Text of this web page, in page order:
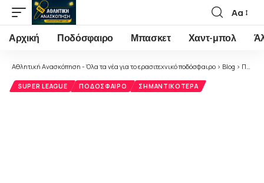
Font
Resizer
Αα
Αρχική Ποδόσφαιρο Μπασκετ Χαντ-μπολ
Αθλητική Ανασκόπηση - Όλα τα νέα για το ερασιτεχνικό ποδόσφαιρο > Blog > Ποδόσφαιρο
SUPER LEAGUE ΠΟΔΌΣΦΑΙΡΟ ΣΗΜΑΝΤΙΚΌΤΕΡΑ